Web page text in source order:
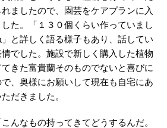
ましたので、園芸をケアプランに入
た。「１３０個くらい作っていまし
と詳しく語る様子もあり、話してい
でした。施設で新しく購入した植物
きた富貴蘭そのものでないと喜びに
、奥様にお願いして現在も自宅にあ
だきました。
んなもの持ってきてどうするんだ。